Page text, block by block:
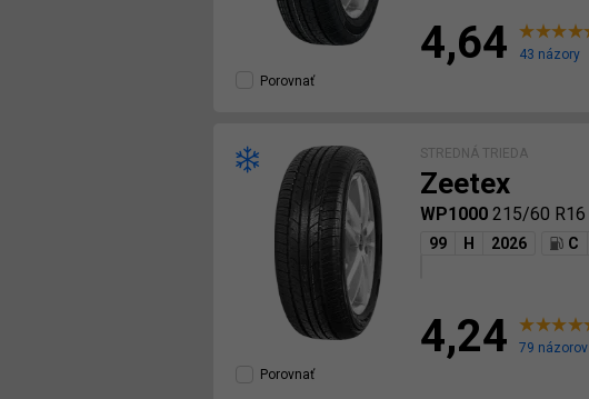
4,64
43 názory
Porovnať
STREDNÁ TRIEDA
Zeetex
WP1000 215/60 R16
99 H 2026 C
4,24
79 názorov
Porovnať